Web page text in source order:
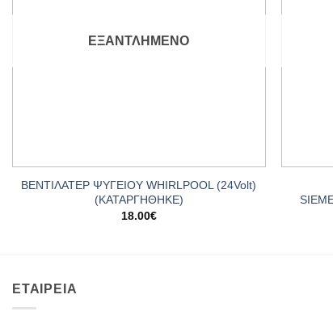
ΕΞΑΝΤΛΗΜΈΝΟ
ΒΕΝΤΙΛΑΤΕΡ ΨΥΓΕΙΟY WHIRLPOOL (24Volt)
(ΚΑΤΑΡΓΗΘΗΚΕ)
18.00€
ΕΤΑΙΡΕΙΑ